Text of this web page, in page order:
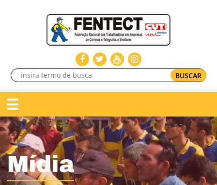
BUSCAR
☰
Mídia